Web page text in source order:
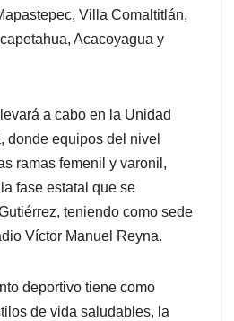
Villa Comaltitlán,
Acacoyagua y
a cabo en la Unidad
donde equipos del nivel
ramas femenil y varonil,
fase estatal que se
teniendo como sede
Víctor Manuel Reyna.
deportivo tiene como
de vida saludables, la